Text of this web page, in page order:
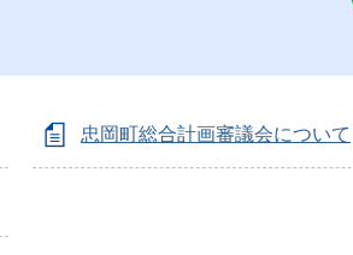
忠岡町総合計画審議会について